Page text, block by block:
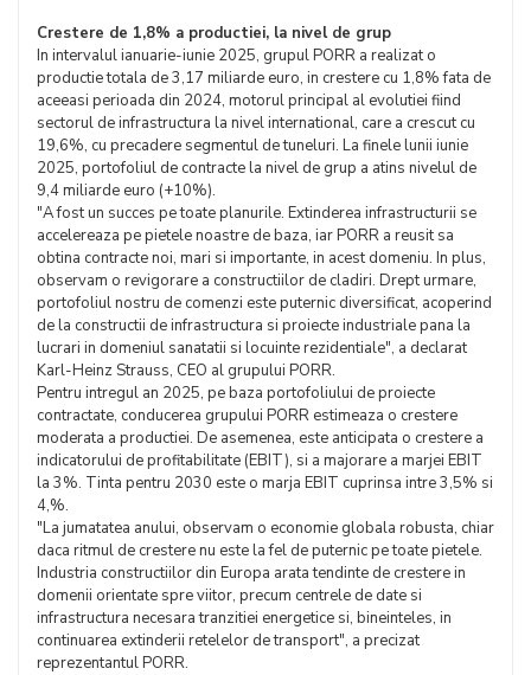
Crestere de 1,8% a productiei, la nivel de grup
In intervalul ianuarie-iunie 2025, grupul PORR a realizat o
productie totala de 3,17 miliarde euro, in crestere cu 1,8% fata de
aceeasi perioada din 2024, motorul principal al evolutiei fiind
sectorul de infrastructura la nivel international, care a crescut cu
19,6%, cu precadere segmentul de tuneluri. La finele lunii iunie
2025, portofoliul de contracte la nivel de grup a atins nivelul de
9,4 miliarde euro (+10%).
"A fost un succes pe toate planurile. Extinderea infrastructurii se
accelereaza pe pietele noastre de baza, iar PORR a reusit sa
obtina contracte noi, mari si importante, in acest domeniu. In plus,
observam o revigorare a constructiilor de cladiri. Drept urmare,
portofoliul nostru de comenzi este puternic diversificat, acoperind
de la constructii de infrastructura si proiecte industriale pana la
lucrari in domeniul sanatatii si locuinte rezidentiale", a declarat
Karl-Heinz Strauss, CEO al grupului PORR.
Pentru intregul an 2025, pe baza portofoliului de proiecte
contractate, conducerea grupului PORR estimeaza o crestere
moderata a productiei. De asemenea, este anticipata o crestere a
indicatorului de profitabilitate (EBIT), si a majorare a marjei EBIT
la 3%. Tinta pentru 2030 este o marja EBIT cuprinsa intre 3,5% si
4,%.
"La jumatatea anului, observam o economie globala robusta, chiar
daca ritmul de crestere nu este la fel de puternic pe toate pietele.
Industria constructiilor din Europa arata tendinte de crestere in
domenii orientate spre viitor, precum centrele de date si
infrastructura necesara tranzitiei energetice si, bineinteles, in
continuarea extinderii retelelor de transport", a precizat
reprezentantul PORR.